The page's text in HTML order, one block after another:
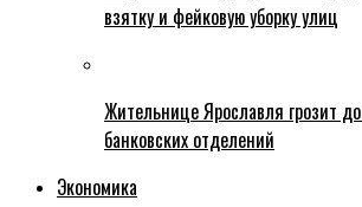
взятку и фейковую уборку улиц
Жительнице Ярославля грозит
банковских отделений
Экономика